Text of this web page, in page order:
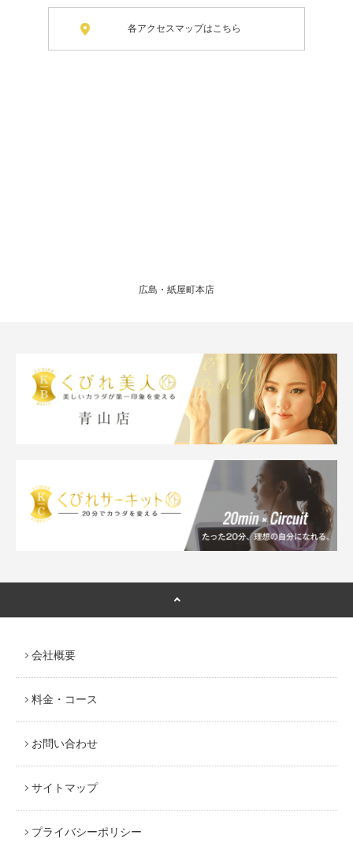
各アクセスマップはこちら
広島・紙屋町本店
会社概要
料金・コース
お問い合わせ
サイトマップ
プライバシーポリシー